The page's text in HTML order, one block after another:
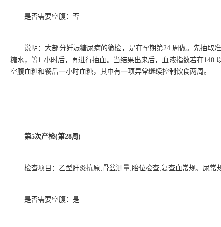
是否需要空腹：否
说明：大部分妊娠糖尿病的筛检，是在孕期第24 周做。先抽取
糖水，等1 小时后，再进行抽血。当结果出来后，血液指数若在140
空腹血糖和餐后一小时血糖，其中有一项异常继续控制饮食两周。
第5次产检(第28周)
检查项目：乙型肝炎抗原;骨盆测量;胎位检查;复查血常规、尿常
是否需要空腹：是